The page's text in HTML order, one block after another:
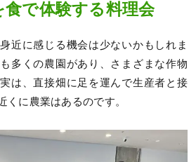
食で体験する料理会
近に感じる機会は少ないかもしれま
多くの農園があり、さまざまな作物
は、直接畑に足を運んで生産者と接
くに農業はあるのです。